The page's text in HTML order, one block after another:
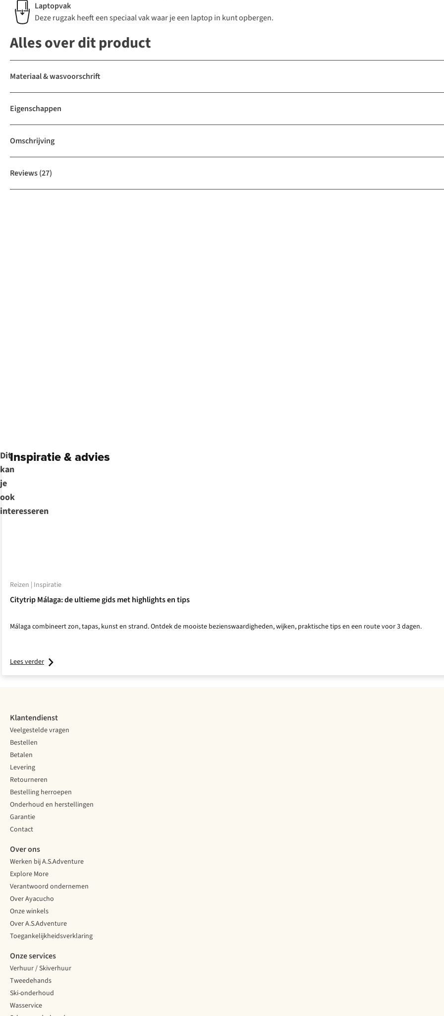
Laptopvak
Deze rugzak heeft een speciaal vak waar je een laptop in kunt opbergen.
Alles over dit product
Materiaal & wasvoorschrift
Eigenschappen
Omschrijving
Reviews(27)
Dit
kan
je
ook
interesseren
Inspiratie & advies
Reizen | Inspiratie
Citytrip Málaga: de ultieme gids met highlights en tips
Málaga combineert zon, tapas, kunst en strand. Ontdek de mooiste bezienswaardigheden, wijken, praktische tips en een route voor 3 dagen.
Lees verder
Klantendienst
Veelgestelde vragen
Bestellen
Betalen
Levering
Retourneren
Bestelling herroepen
Onderhoud en herstellingen
Garantie
Contact
Over ons
Werken bij A.S.Adventure
Explore More
Verantwoord ondernemen
Over Ayacucho
Onze winkels
Over A.S.Adventure
Toegankelijkheidsverklaring
Onze services
Verhuur / Skiverhuur
Tweedehands
Ski-onderhoud
Wasservice